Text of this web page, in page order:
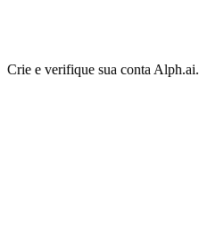
Crie e verifique sua conta Alph.ai.